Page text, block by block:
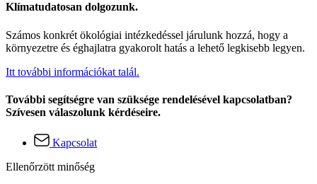
Klímatudatosan dolgozunk.
Számos konkrét ökológiai intézkedéssel járulunk hozzá, hogy a
környezetre és éghajlatra gyakorolt hatás a lehető legkisebb legyen.
Itt további információkat talál.
További segítségre van szüksége rendelésével kapcsolatban?
Szívesen válaszolunk kérdéseire.
Kapcsolat
Ellenőrzött minőség